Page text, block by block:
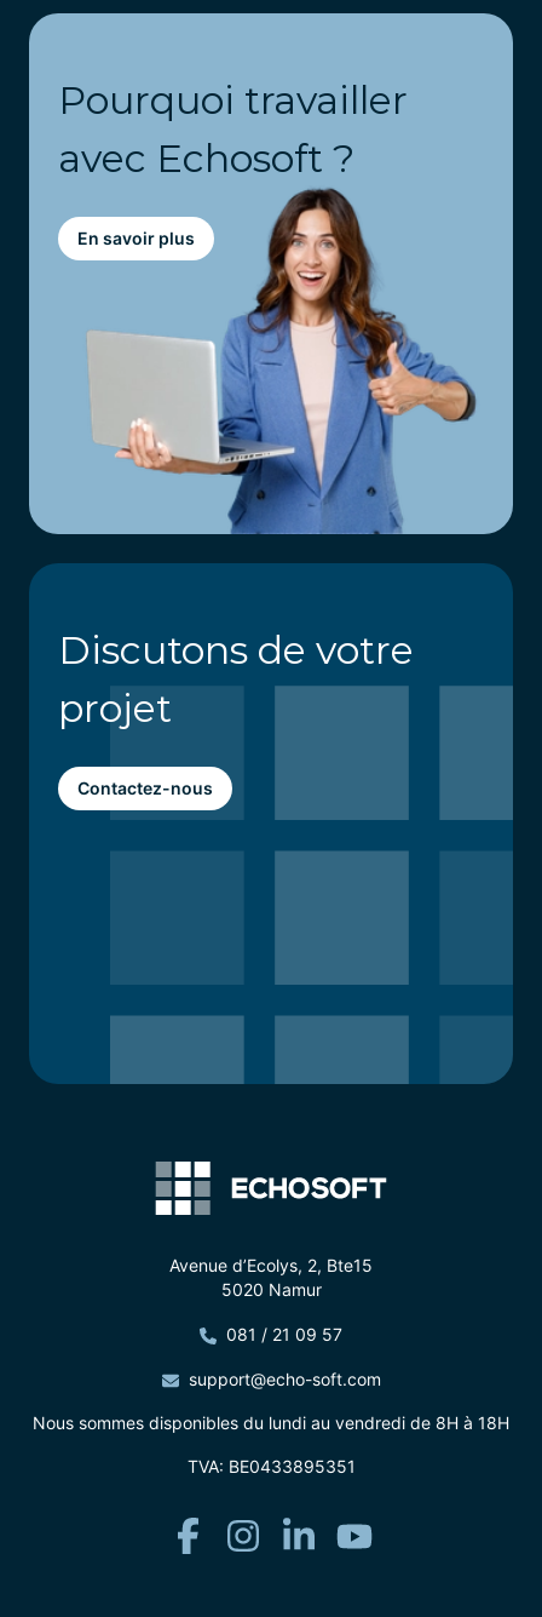
Pourquoi travailler
avec Echosoft ?
En savoir plus
Discutons de votre
projet
Contactez-nous
Avenue d’Ecolys, 2, Bte15
5020 Namur
081 / 21 09 57
support@echo-soft.com
Nous sommes disponibles du lundi au vendredi de 8H à 18H
TVA: BE0433895351